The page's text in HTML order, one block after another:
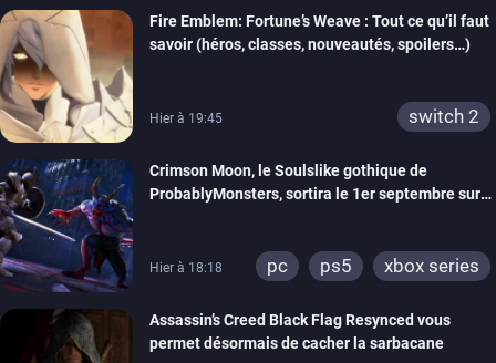
Fire Emblem: Fortune’s Weave : Tout ce qu’il faut
savoir (héros, classes, nouveautés, spoilers…)
Hier à 19:45 switch 2
Crimson Moon, le Soulslike gothique de
ProbablyMonsters, sortira le 1er septembre sur
Hier à 18:18 pc ps5 xbox series
Assassin’s Creed Black Flag Resynced vous
permet désormais de cacher la sarbacane